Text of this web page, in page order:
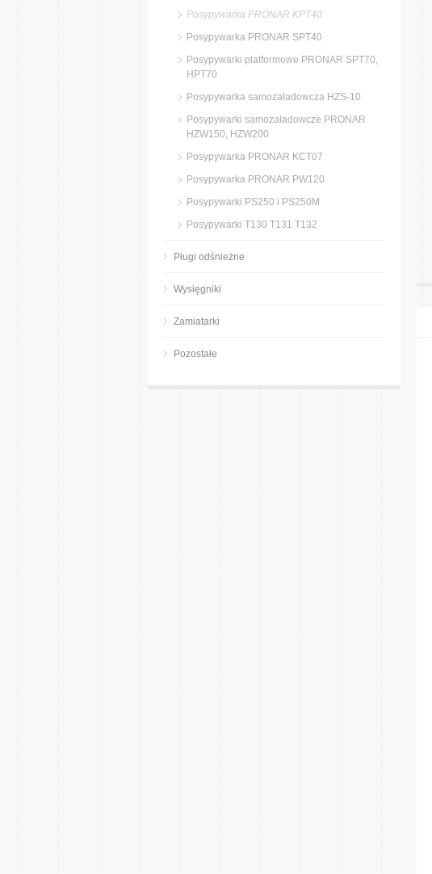
Posypywarka PRONAR KPT40
Posypywarka PRONAR SPT40
Posypywarki platformowe PRONAR SPT70,
HPT70
Posypywarka samozaładowcza HZS-10
Posypywarki samozaładowcze PRONAR
HZW150, HZW200
Posypywarka PRONAR KCT07
Posypywarka PRONAR PW120
Posypywarki PS250 i PS250M
Posypywarki T130 T131 T132
Pługi odśnieżne
Wysięgniki
Zamiatarki
Pozostałe